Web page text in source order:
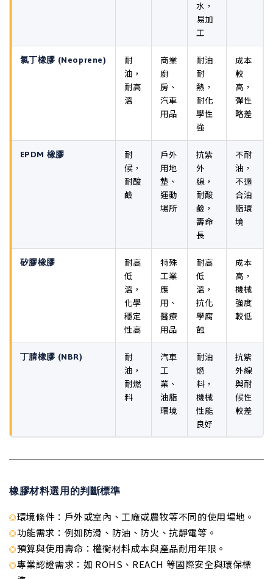
水，
易加
工
氯丁橡膠 (Neoprene)
耐
油，
耐高
溫
商業
廚
房、
汽車
用品
耐油
耐
熱，
耐化
學性
強
成本
較
高，
彈性
略差
EPDM 橡膠
耐
候，
耐酸
鹼
戶外
用地
墊、
運動
場所
抗紫
外
線，
耐酸
鹼，
壽命
長
不耐
油，
不適
合油
脂環
境
矽膠橡膠
耐高
低
溫，
化學
穩定
性高
特殊
工業
應
用、
醫療
用品
耐高
低
溫，
抗化
學腐
蝕
成本
高，
機械
強度
較低
丁腈橡膠 (NBR)
耐
油，
耐燃
料
汽車
工
業、
油脂
環境
耐油
燃
料，
機械
性能
良好
抗紫
外線
與耐
候性
較差
橡膠材料選用的判斷標準
環境條件：戶外或室內、工廠或農牧等不同的使用場地。
功能需求：例如防滑、防油、防火、抗靜電等。
預算與使用壽命：權衡材料成本與產品耐用年限。
專業認證需求：如 ROHS、REACH 等國際安全與環保標